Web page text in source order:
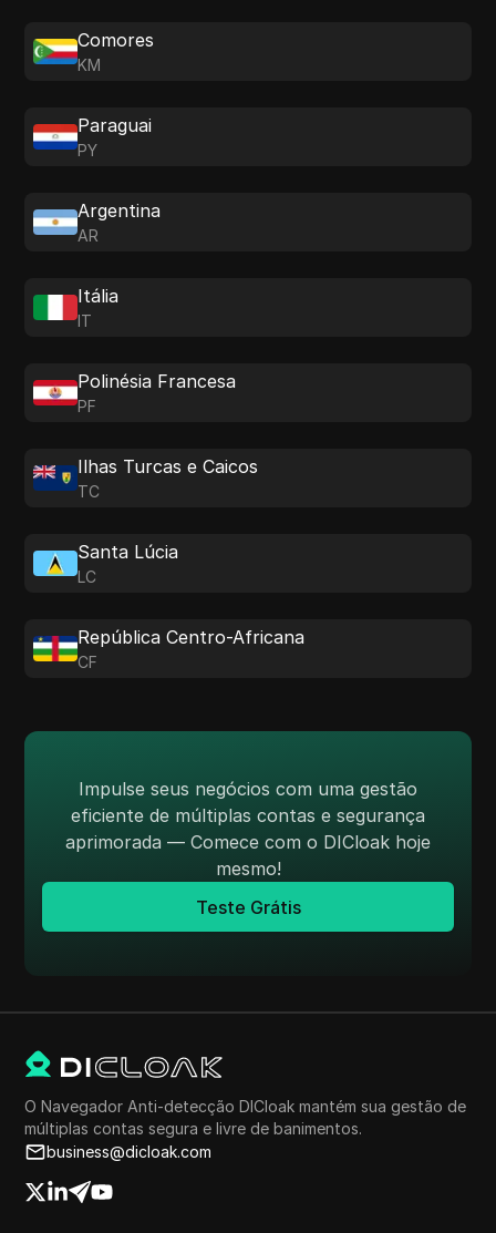
Comores
KM
Paraguai
PY
Argentina
AR
Itália
IT
Polinésia Francesa
PF
Ilhas Turcas e Caicos
TC
Santa Lúcia
LC
República Centro-Africana
CF
Impulse seus negócios com uma gestão
eficiente de múltiplas contas e segurança
aprimorada — Comece com o DICloak hoje
mesmo!
Teste Grátis
O Navegador Anti-detecção DICloak mantém sua gestão de
múltiplas contas segura e livre de banimentos.
business@dicloak.com